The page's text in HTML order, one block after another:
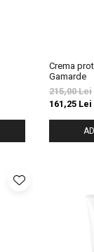
Crema
Gamarde
215,00 Lei
161,25 Lei